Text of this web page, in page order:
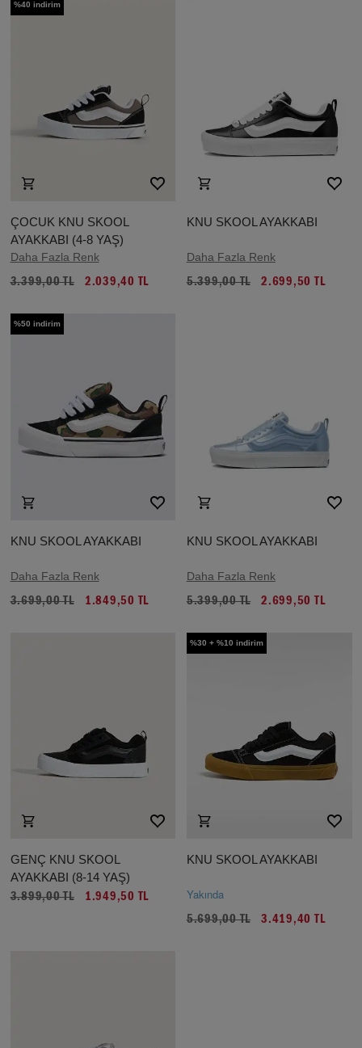
%40 indirim
ÇOCUK KNU SKOOL
AYAKKABI (4-8 YAŞ)
Daha Fazla Renk
3.399,00 TL 2.039,40 TL
KNU SKOOL AYAKKABI
Daha Fazla Renk
5.399,00 TL 2.699,50 TL
%50 indirim
KNU SKOOL AYAKKABI
Daha Fazla Renk
3.699,00 TL 1.849,50 TL
KNU SKOOL AYAKKABI
Daha Fazla Renk
5.399,00 TL 2.699,50 TL
GENÇ KNU SKOOL
AYAKKABI (8-14 YAŞ)
3.899,00 TL 1.949,50 TL
%30 + %10 indirim
KNU SKOOL AYAKKABI
Yakında
5.699,00 TL 3.419,40 TL